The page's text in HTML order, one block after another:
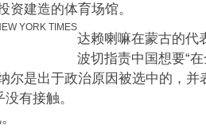
资建造的体育场馆。
YORK TIMES
达赖喇嘛在蒙古的代
波切指责中国想要“
尔是出于政治原因被选中的，并
有接触。